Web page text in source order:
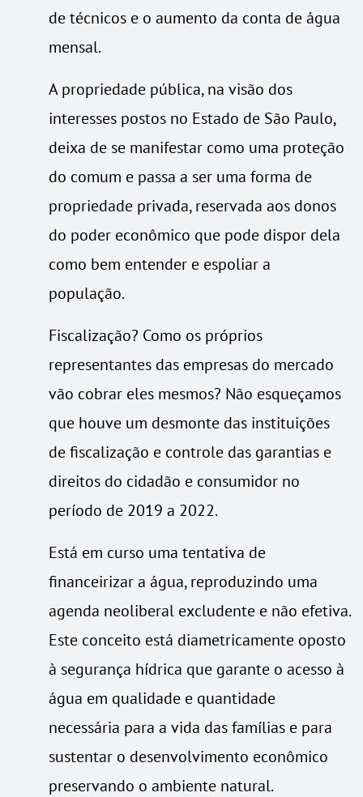
de técnicos e o aumento da conta de água
mensal.
A propriedade pública, na visão dos
interesses postos no Estado de São Paulo,
deixa de se manifestar como uma proteção
do comum e passa a ser uma forma de
propriedade privada, reservada aos donos
do poder econômico que pode dispor dela
como bem entender e espoliar a
população.
Fiscalização? Como os próprios
representantes das empresas do mercado
vão cobrar eles mesmos? Não esqueçamos
que houve um desmonte das instituições
de fiscalização e controle das garantias e
direitos do cidadão e consumidor no
período de 2019 a 2022.
Está em curso uma tentativa de
financeirizar a água, reproduzindo uma
agenda neoliberal excludente e não efetiva.
Este conceito está diametricamente oposto
à segurança hídrica que garante o acesso à
água em qualidade e quantidade
necessária para a vida das famílias e para
sustentar o desenvolvimento econômico
preservando o ambiente natural.